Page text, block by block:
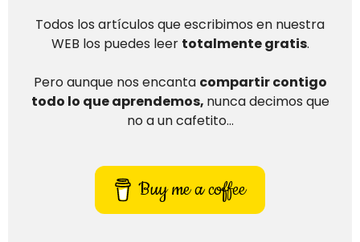
Todos los artículos que escribimos en nuestra
WEB los puedes leer totalmente gratis.
Pero aunque nos encanta compartir contigo
todo lo que aprendemos, nunca decimos que
no a un cafetito…
Buy me a coffee